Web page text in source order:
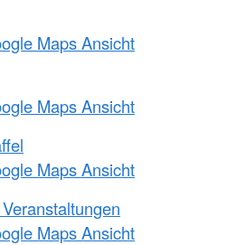
Maps Ansicht
Maps Ansicht
Maps Ansicht
Maps Ansicht